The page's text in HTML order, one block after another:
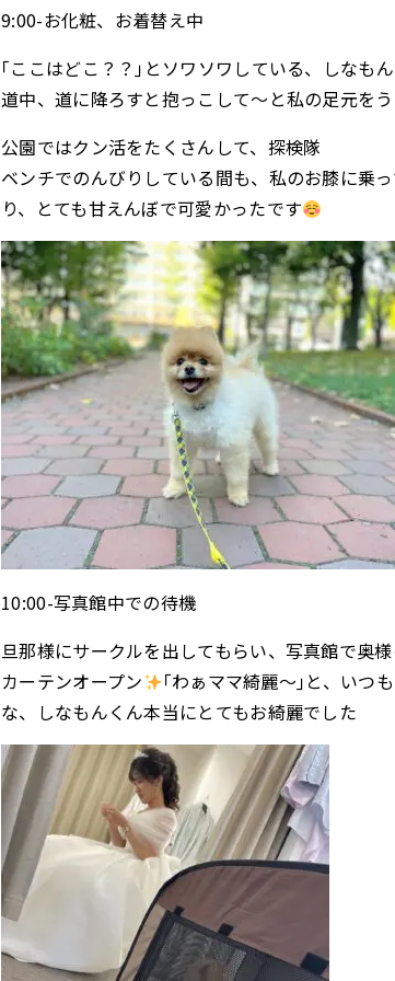
9:00-お化粧、お着替え中
｢ここはどこ？？｣とソワソワしている、しなも
道中、道に降ろすと抱っこして〜と私の足元を
公園ではクン活をたくさんして、探検隊
ベンチでのんびりしている間も、私のお膝に乗
り、とても甘えんぼで可愛かったです
10:00-写真館中での待機
旦那様にサークルを出してもらい、写真館で奥
カーテンオープン
｢わぁママ綺麗〜｣と、いつ
な、しなもんくん本当にとてもお綺麗でした